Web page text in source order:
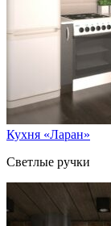
Кухня «Ларан»
Светлые ручки